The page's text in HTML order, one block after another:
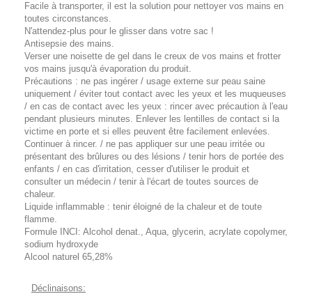
Facile à transporter, il est la solution pour nettoyer vos mains en
toutes circonstances.
N'attendez-plus pour le glisser dans votre sac !
Antisepsie des mains.
Verser une noisette de gel dans le creux de vos mains et frotter
vos mains jusqu'à évaporation du produit.
Précautions : ne pas ingérer / usage externe sur peau saine
uniquement / éviter tout contact avec les yeux et les muqueuses
/ en cas de contact avec les yeux : rincer avec précaution à l'eau
pendant plusieurs minutes. Enlever les lentilles de contact si la
victime en porte et si elles peuvent être facilement enlevées.
Continuer à rincer. / ne pas appliquer sur une peau irritée ou
présentant des brûlures ou des lésions / tenir hors de portée des
enfants / en cas d'irritation, cesser d'utiliser le produit et
consulter un médecin / tenir à l'écart de toutes sources de
chaleur.
Liquide inflammable : tenir éloigné de la chaleur et de toute
flamme.
Formule INCI: Alcohol denat., Aqua, glycerin, acrylate copolymer,
sodium hydroxyde
Alcool naturel 65,28%
Déclinaisons: